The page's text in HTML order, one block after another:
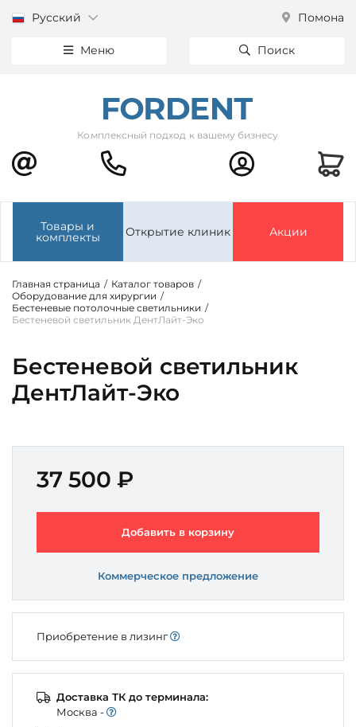
Русский Помона
Меню Поиск
Комплексный подход к вашему бизнесу
Товары и
комплекты Открытие клиник Акции
Главная страница / Каталог товаров /
Оборудование для хирургии /
Бестеневые потолочные светильники /
Бестеневой светильник ДентЛайт-Эко
Бестеневой светильник
ДентЛайт-Эко
37 500 ₽
Добавить в корзину
Коммерческое предложение
Приобретение в лизинг
Доставка ТК до терминала:
Моcква -